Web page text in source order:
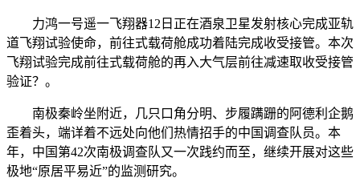
力鸿一号遥一飞翔器12日正在酒泉卫星发射核心完成亚轨
道飞翔试验使命，前往式载荷舱成功着陆完成收受接管。本次
飞翔试验完成前往式载荷舱的再入大气层前往减速取收受接管
验证？。
南极秦岭坐附近，几只口角分明、步履蹒跚的阿德利企鹅
歪着头，端详着不远处向他们热情招手的中国调查队员。本
年，中国第42次南极调查队又一次践约而至，继续开展对这些
极地“原居平易近”的监测研究。